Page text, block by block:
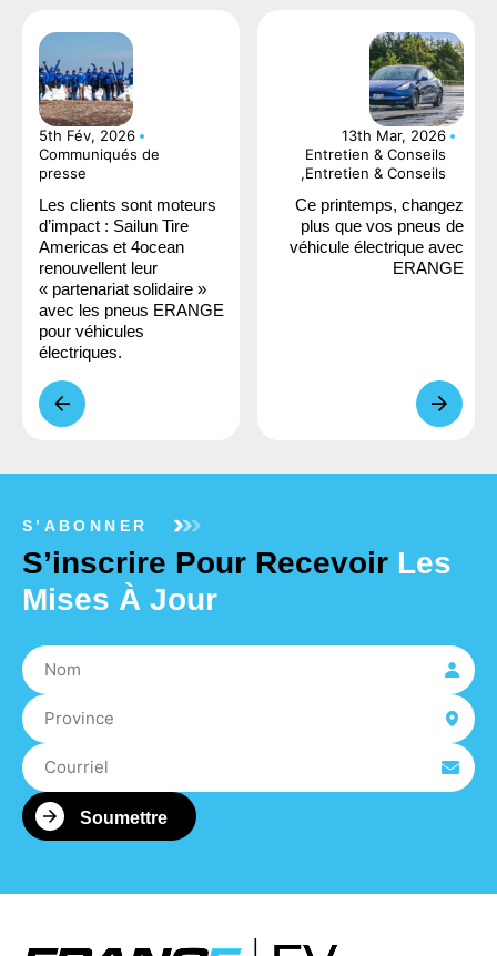
5th Fév, 2026
Communiqués de
presse
Les clients sont moteurs
d’impact : Sailun Tire
Americas et 4ocean
renouvellent leur
« partenariat solidaire »
avec les pneus ERANGE
pour véhicules
électriques.
13th Mar, 2026
Entretien & Conseils
,Entretien & Conseils
Ce printemps, changez
plus que vos pneus de
véhicule électrique avec
ERANGE
S’ABONNER
S’inscrire Pour Recevoir Les
Mises À Jour